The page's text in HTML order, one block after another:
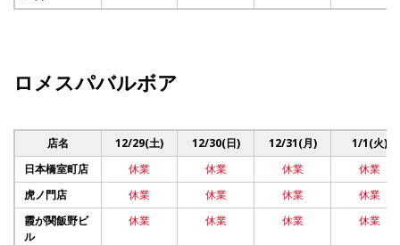
ロメスパバルボア
店名 12/29(土) 12/30(日) 12/31(月)
1/1(火)
日本橋室町店
休業 休業 休業
休業
虎ノ門店
休業 休業 休業
休業
霞が関飯野ビ
ル
休業 休業 休業 休業